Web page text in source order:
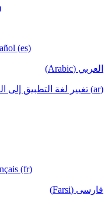
(es)
العربي (Arabic)
(ar) تغيير لغة التطبيق إلى العربية
(fr)
فارسی (Farsi)